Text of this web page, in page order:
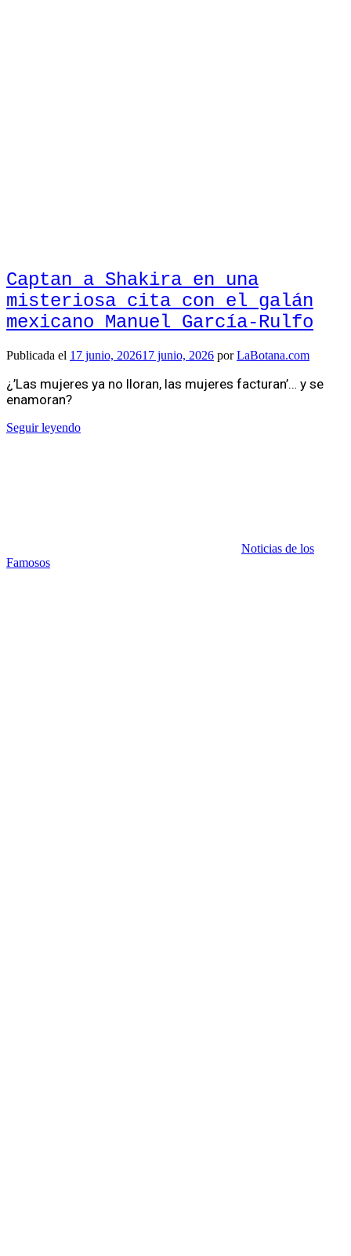
Captan a Shakira en una
misteriosa cita con el galán
mexicano Manuel García-Rulfo
Publicada el 17 junio, 202617 junio, 2026 porLaBotana.com
¿’Las mujeres ya no lloran, las mujeres facturan’… y se
enamoran?
Seguir leyendo
Noticias de los
Famosos